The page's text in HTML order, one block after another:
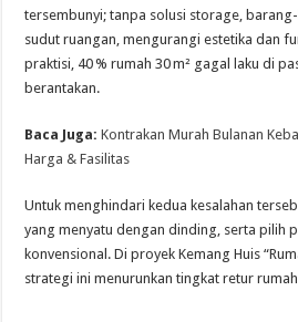
tersembunyi; tanpa solusi storage,
sudut ruangan, mengurangi estetika dan
praktisi, 40 % rumah 30 m² gagal laku di
berantakan.
Baca Juga: Kontrakan Murah Bulanan
Harga & Fasilitas
Untuk menghindari kedua kesalahan
yang menyatu dengan dinding, serta pilih
konvensional. Di proyek Kemang Huis
strategi ini menurunkan tingkat retur